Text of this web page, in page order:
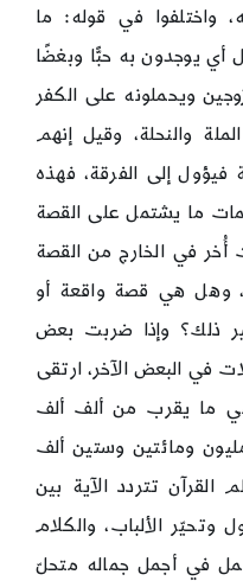
واختلفوا في قوله: ما
أي يوجدون به حبًّا وبغضًا
ويحملونه على الكفر
والنحلة، وقيل إنهم
فيؤول إلى الفرقة، فهذه
ما يشتمل على القصة
أُخر في الخارج من القصة
وهل هي قصة واقعة أو
ذلك؟ وإذا ضربت بعض
في البعض الآخر، ارتقى
ما يقرب من ألف ألف
ومائتين وستين ألف
تتردد الآية بين
الألباب، والكلام
في أجمل جماله متحلّ